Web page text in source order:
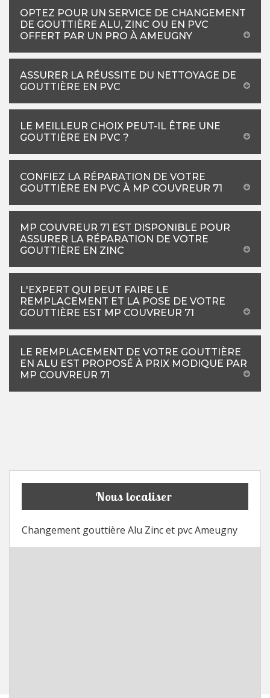
OPTEZ POUR UN SERVICE DE CHANGEMENT
DE GOUTTIÈRE ALU, ZINC OU EN PVC
OFFERT PAR UN PRO À AMEUGNY
ASSURER LA RÉUSSITE DU NETTOYAGE DE
GOUTTIÈRE EN PVC
LE MEILLEUR CHOIX PEUT-IL ÊTRE UNE
GOUTTIÈRE EN PVC ?
CONFIEZ LA RÉPARATION DE VOTRE
GOUTTIÈRE EN PVC À MP COUVREUR 71
MP COUVREUR 71 EST DISPONIBLE POUR
ASSURER LA RÉPARATION DE VOTRE
GOUTTIÈRE EN ZINC
L'EXPERT QUI PEUT FAIRE LE
REMPLACEMENT ET LA POSE DE VOTRE
GOUTTIÈRE EST MP COUVREUR 71
LE REMPLACEMENT DE VOTRE GOUTTIÈRE
EN ALU EST PROPOSÉ À PRIX MODIQUE PAR
MP COUVREUR 71
Nous localiser
Changement gouttière Alu Zinc et pvc Ameugny